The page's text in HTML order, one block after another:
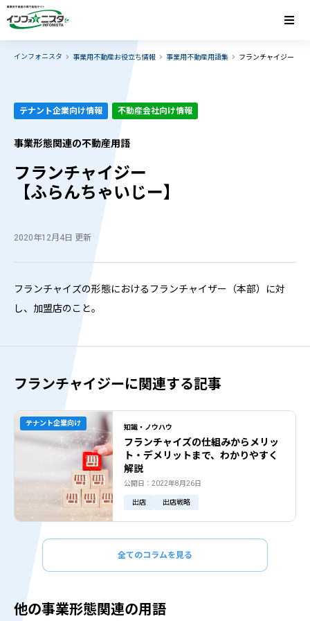
インフォニスタ 事業用不動産お役立ち情報 事業用不動産用語集 フランチャイジー
テナント企業向け情報 不動産会社向け情報
事業形態関連の不動産用語
フランチャイジー
【ふらんちゃいじー】
2020年12月4日 更新
フランチャイズの形態におけるフランチャイザー（本部）に対
し、加盟店のこと。
フランチャイジーに関連する記事
知識・ノウハウ
フランチャイズの仕組みからメリッ
ト・デメリットまで、わかりやすく
解説
公開日：2022年8月26日
出店 出店戦略
テナント企業向け
全てのコラムを見る
他の事業形態関連の用語